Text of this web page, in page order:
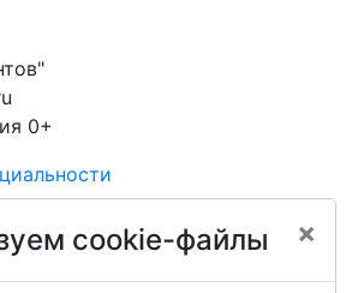
0+
cookie-файлы ×